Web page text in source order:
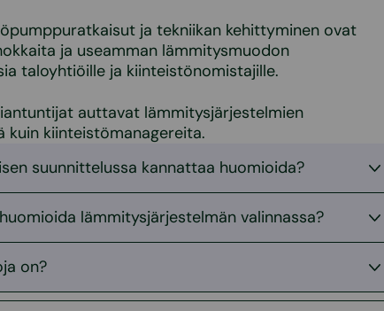
ja tekniikan kehittyminen ovat
ja useamman lämmitysmuodon
taloyhtiöille ja kiinteistönomistajille.
auttavat lämmitysjärjestelmien
kuin kiinteistömanagereita.
suunnittelussa kannattaa huomioida?
lämmitysjärjestelmän valinnassa?
on?